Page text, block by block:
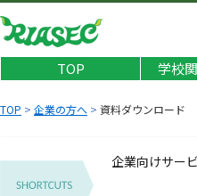
TOP 学校
TOP > 企業の方へ > 資料ダウンロード
企業向けサー